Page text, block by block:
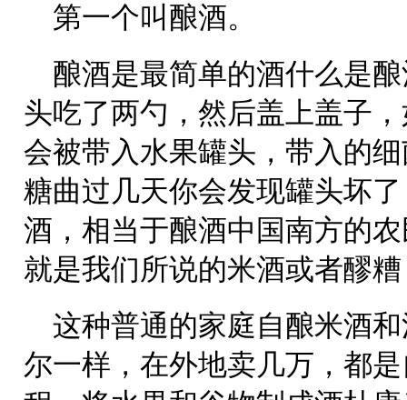
第一个叫酿酒。
酿酒是最简单的酒什么是
头吃了两勺，然后盖上盖子
会被带入水果罐头，带入的
糖曲过几天你会发现罐头坏
酒，相当于酿酒中国南方的
就是我们所说的米酒或者醪糟
这种普通的家庭自酿米酒
尔一样，在外地卖几万，都